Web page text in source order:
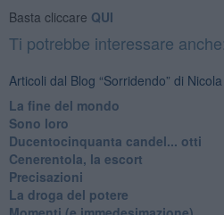
Basta cliccare QUI
Ti potrebbe interessare anche:
Articoli dal Blog “Sorridendo” di
La fine del mondo
Sono loro
Ducentocinquanta candel... otti
Cenerentola, la escort
Precisazioni
La droga del potere